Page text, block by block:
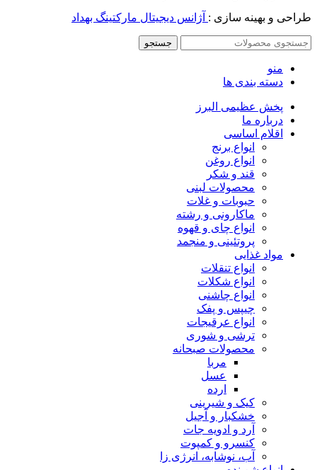
طراحی و بهینه سازی : آژانس دیجیتال مارکتینگ بهداد
جستجو
منو
دسته بندی ها
پخش عظیمی البرز
درباره ما
اقلام اساسی
انواع برنج
انواع روغن
قند و شکر
محصولات لبنی
حبوبات و غلات
ماکارونی و رشته
انواع چای و قهوه
پروتئینی و منجمد
مواد غذایی
انواع تنقلات
انواع شکلات
انواع چاشنی
چیپس و پفک
انواع عرقیجات
ترشی و شوری
محصولات صبحانه
مربا
عسل
ارده
کیک و شیرینی
خشکبار و آجیل
آرد و ادویه جات
کنسرو و کمپوت
آب، نوشابه، انرژی زا